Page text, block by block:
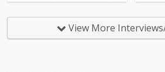
営しているのか？ そんな自己
紹介もちょっとかねておりま
す。2025年は、それぞれなにを
聴いてOTOTOYを作っていたの
てい
た凱旋
24「
は、
View More